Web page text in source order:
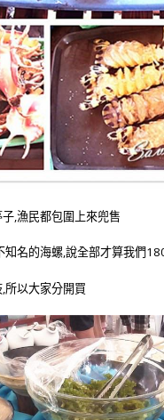
,漁民都包圍上來兜售
知名的海螺,說全部才算我們
所以大家分開買